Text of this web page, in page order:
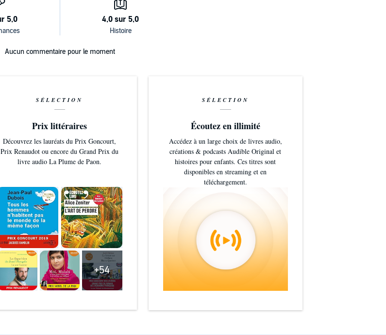
Aucun commentaire pour le moment
SÉLECTION
Prix littéraires
Découvrez les lauréats du Prix Goncourt,
Prix Renaudot ou encore du Grand Prix du
livre audio La Plume de Paon.
+54
SÉLECTION
Écoutez en illimité
Accédez à un large choix de livres audio,
créations & podcasts Audible Original et
histoires pour enfants. Ces titres sont
disponibles en streaming et en
téléchargement.